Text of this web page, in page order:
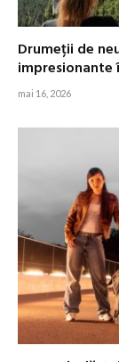
Drumeții de
impresionante
mai 16, 2026